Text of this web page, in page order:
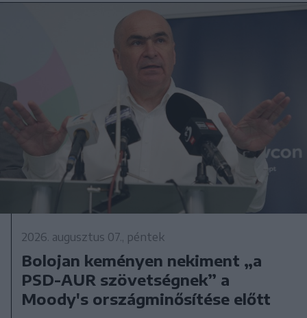
2026. augusztus 07., péntek
Bolojan keményen nekiment „a
PSD-AUR szövetségnek” a
Moody's országminősítése előtt